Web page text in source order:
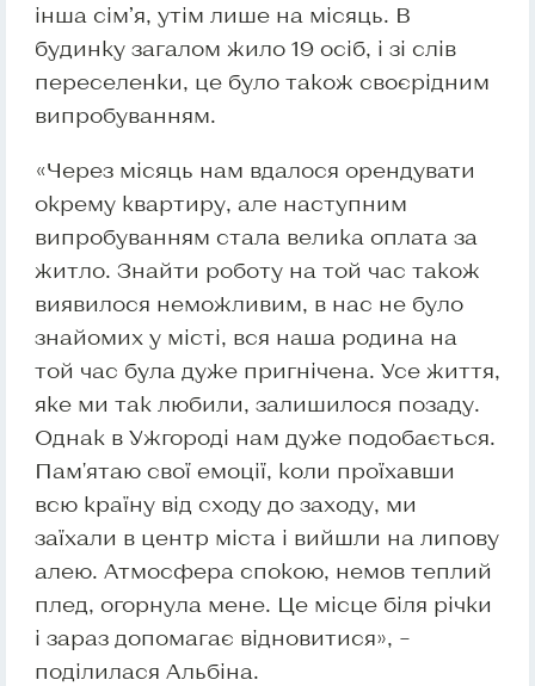
інша сім’я, утім лише на місяць. В
будинку загалом жило 19 осіб, і зі слів
переселенки, це було також своєрідним
випробуванням.
«Через місяць нам вдалося орендувати
окрему квартиру, але наступним
випробуванням стала велика оплата за
житло. Знайти роботу на той час також
виявилося неможливим, в нас не було
знайомих у місті, вся наша родина на
той час була дуже пригнічена. Усе життя,
яке ми так любили, залишилося позаду.
Однак в Ужгороді нам дуже подобається.
Пам'ятаю свої емоції, коли проїхавши
всю країну від сходу до заходу, ми
заїхали в центр міста і вийшли на липову
алею. Атмосфера спокою, немов теплий
плед, огорнула мене. Це місце біля річки
і зараз допомагає відновитися», –
поділилася Альбіна.